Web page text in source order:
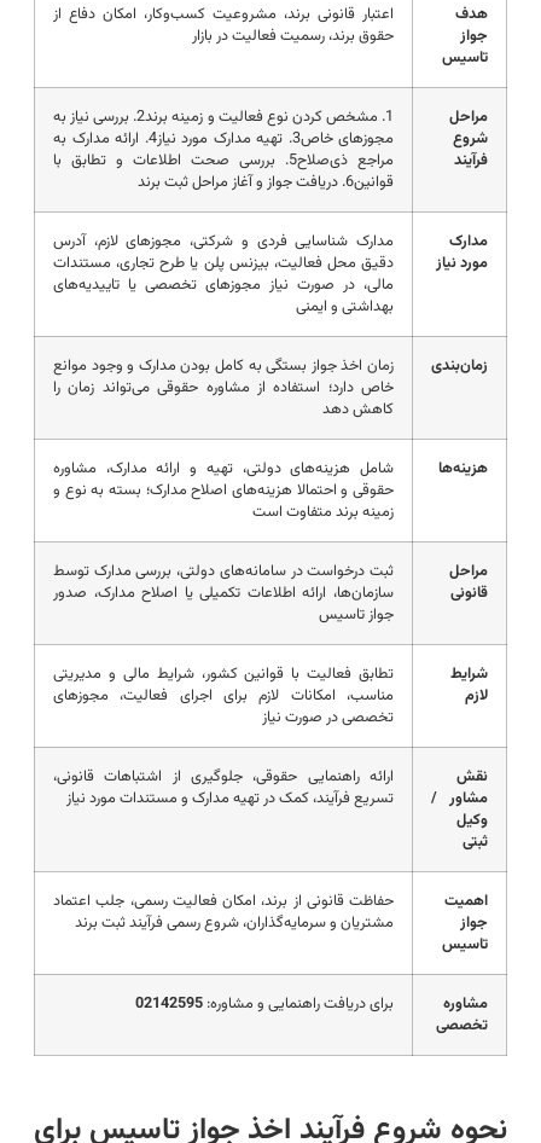
هدف
جواز
تاسیس
اعتبار قانونی برند، مشروعیت کسب‌وکار، امکان دفاع از
حقوق برند، رسمیت فعالیت در بازار
مراحل
شروع
فرآیند
1. مشخص کردن نوع فعالیت و زمینه برند2. بررسی نیاز به
مجوزهای خاص3. تهیه مدارک مورد نیاز4. ارائه مدارک به
مراجع ذی‌صلاح5. بررسی صحت اطلاعات و تطابق با
قوانین6. دریافت جواز و آغاز مراحل ثبت برند
مدارک
مورد نیاز
مدارک شناسایی فردی و شرکتی، مجوزهای لازم، آدرس
دقیق محل فعالیت، بیزنس پلن یا طرح تجاری، مستندات
مالی، در صورت نیاز مجوزهای تخصصی یا تاییدیه‌های
بهداشتی و ایمنی
زمان‌بندی
زمان اخذ جواز بستگی به کامل بودن مدارک و وجود موانع
خاص دارد؛ استفاده از مشاوره حقوقی می‌تواند زمان را
کاهش دهد
هزینه‌ها
شامل هزینه‌های دولتی، تهیه و ارائه مدارک، مشاوره
حقوقی و احتمالا هزینه‌های اصلاح مدارک؛ بسته به نوع و
زمینه برند متفاوت است
مراحل
قانونی
ثبت درخواست در سامانه‌های دولتی، بررسی مدارک توسط
سازمان‌ها، ارائه اطلاعات تکمیلی یا اصلاح مدارک، صدور
جواز تاسیس
شرایط
لازم
تطابق فعالیت با قوانین کشور، شرایط مالی و مدیریتی
مناسب، امکانات لازم برای اجرای فعالیت، مجوزهای
تخصصی در صورت نیاز
نقش
مشاور /
وکیل
ثبتی
ارائه راهنمایی حقوقی، جلوگیری از اشتباهات قانونی،
تسریع فرآیند، کمک در تهیه مدارک و مستندات مورد نیاز
اهمیت
جواز
تاسیس
حفاظت قانونی از برند، امکان فعالیت رسمی، جلب اعتماد
مشتریان و سرمایه‌گذاران، شروع رسمی فرآیند ثبت برند
مشاوره
تخصصی
برای دریافت راهنمایی و مشاوره: 02142595
نحوه شروع فرآیند اخذ جواز تاسیس برای